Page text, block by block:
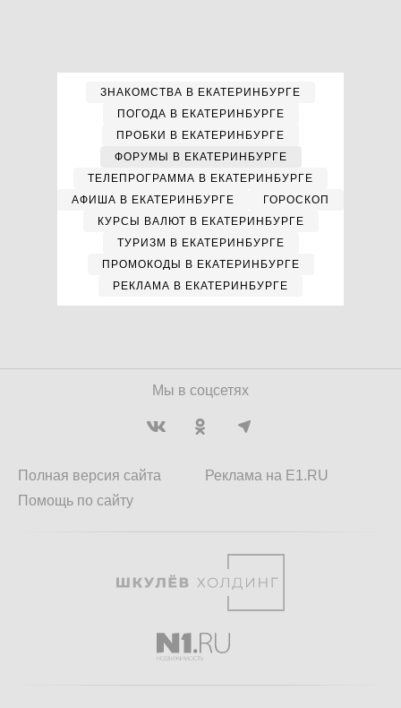
ЗНАКОМСТВА В ЕКАТЕРИНБУРГЕ
ПОГОДА В ЕКАТЕРИНБУРГЕ
ПРОБКИ В ЕКАТЕРИНБУРГЕ
ФОРУМЫ В ЕКАТЕРИНБУРГЕ
ТЕЛЕПРОГРАММА В ЕКАТЕРИНБУРГЕ
АФИША В ЕКАТЕРИНБУРГЕ
ГОРОСКОП
КУРСЫ ВАЛЮТ В ЕКАТЕРИНБУРГЕ
ТУРИЗМ В ЕКАТЕРИНБУРГЕ
ПРОМОКОДЫ В ЕКАТЕРИНБУРГЕ
РЕКЛАМА В ЕКАТЕРИНБУРГЕ
Мы в соцсетях
Полная версия сайта
Помощь по сайту
Реклама на E1.RU